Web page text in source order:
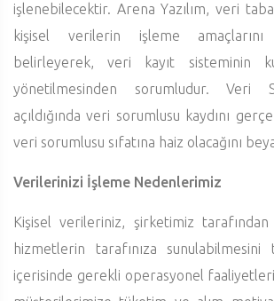
işlenebilecektir. Arena Yazılım, veri
kişisel verilerin işleme amaçlarını
belirleyerek, veri kayıt sisteminin
yönetilmesinden sorumludur. Veri
açıldığında veri sorumlusu kaydını
veri sorumlusu sıfatına haiz olacağını
Verilerinizi İşleme Nedenlerimiz
Kişisel verileriniz, şirketimiz
hizmetlerin tarafınıza
içerisinde gerekli operasyonel